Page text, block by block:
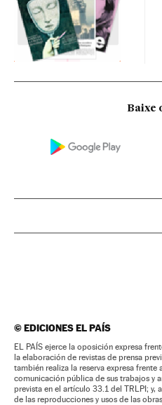
Baixe
©EDICIONES EL PAÍS
EL PAÍS ejerce la oposición expresa
la elaboración de revistas de prensa
también realiza la reserva expresa
comunicación pública de sus trabajos y
prevista en el artículo 33.1 del TRLPI; y,
de las reproducciones y usos de las